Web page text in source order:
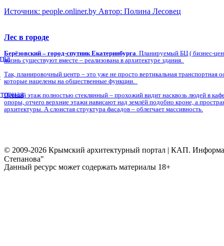
Источник: people.onliner.by Автор: Полина Лесовец
Лес в городе
Берёзовский – город-спутник Екатеринбурга. Планируемый БЦ ( бизнес-
жизнь существуют вместе – реализована в архитектуре здания.
Так, планировочный центр – это уже не просто вертикальная транспортная
которые нацелены на общественные функции.
Первый этаж полностью стеклянный – прохожий видит насквозь людей в
опоры, отчего верхние этажи нависают над землёй подобно кроне, а
архитектуры. А слоистая структура фасадов – облегчает массивность.
© 2009-2026 Крымский архитектурный портал | КАП.
Степанова"
Данный ресурс может содержать материалы 18+